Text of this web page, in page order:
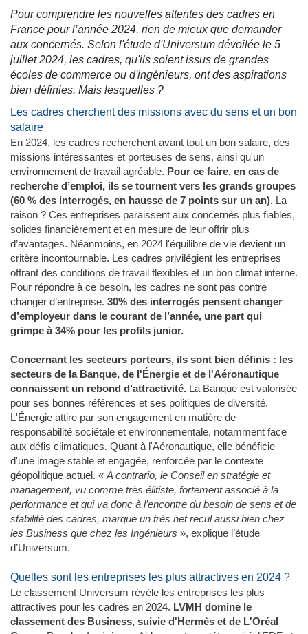
Pour comprendre les nouvelles attentes des cadres en
France pour l’année 2024, rien de mieux que demander
aux concernés. Selon l'étude d'Universum dévoilée le 5
juillet 2024, les cadres, qu'ils soient issus de grandes
écoles de commerce ou d'ingénieurs, ont des aspirations
bien définies. Mais lesquelles ?
Les cadres cherchent des missions avec du sens et un bon
salaire
En 2024, les cadres recherchent avant tout un bon salaire, des
missions intéressantes et porteuses de sens, ainsi qu'un
environnement de travail agréable. Pour ce faire, en cas de
recherche d’emploi, ils se tournent vers les grands groupes
(60 % des interrogés, en hausse de 7 points sur un an). La
raison ? Ces entreprises paraissent aux concernés plus fiables,
solides financièrement et en mesure de leur offrir plus
d’avantages. Néanmoins, en 2024 l'équilibre de vie devient un
critère incontournable. Les cadres privilégient les entreprises
offrant des conditions de travail flexibles et un bon climat interne.
Pour répondre à ce besoin, les cadres ne sont pas contre
changer d’entreprise. 30% des interrogés pensent changer
d’employeur dans le courant de l’année, une part qui
grimpe à 34% pour les profils junior.
Concernant les secteurs porteurs, ils sont bien définis : les
secteurs de la Banque, de l'Énergie et de l'Aéronautique
connaissent un rebond d’attractivité. La Banque est valorisée
pour ses bonnes références et ses politiques de diversité.
L'Énergie attire par son engagement en matière de
responsabilité sociétale et environnementale, notamment face
aux défis climatiques. Quant à l'Aéronautique, elle bénéficie
d'une image stable et engagée, renforcée par le contexte
géopolitique actuel. « A contrario, le Conseil en stratégie et
management, vu comme très élitiste, fortement associé à la
performance et qui va donc à l’encontre du besoin de sens et de
stabilité des cadres, marque un très net recul aussi bien chez
les Business que chez les Ingénieurs », explique l’étude
d’Universum.
Quelles sont les entreprises les plus attractives en 2024 ?
Le classement Universum révèle les entreprises les plus
attractives pour les cadres en 2024. LVMH domine le
classement des Business, suivie d'Hermès et de L'Oréal